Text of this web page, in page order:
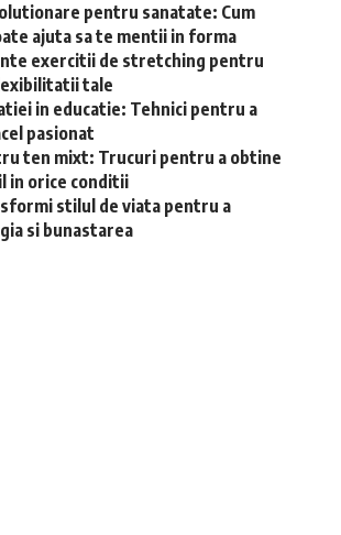
pentru sanatate: Cum
ajuta sa te mentii in forma
exercitii de stretching pentru
tale
in educatie: Tehnici pentru a
pasionat
ten mixt: Trucuri pentru a obtine
in orice conditii
stilul de viata pentru a
si bunastarea